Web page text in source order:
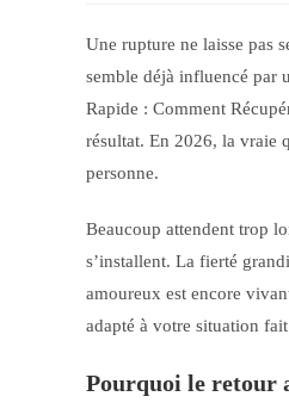
Une rupture ne laisse pas
semble déjà influencé par
Rapide : Comment
résultat. En 2026, la vraie
personne.
Beaucoup attendent trop
s’installent. La fierté
amoureux est encore
adapté à votre situation
Pourquoi le retour